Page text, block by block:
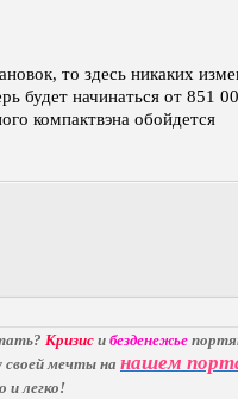
то здесь никаких
будет начинаться от 851
компактвэна обойдется
Кризис и безденежье
своей мечты на нашем
и легко!